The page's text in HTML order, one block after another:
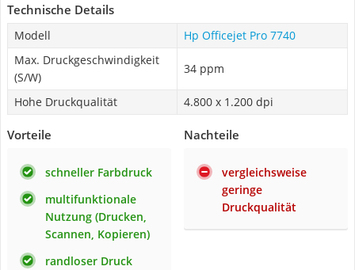
Technische Details
Modell
Hp Officejet Pro 7740
Max. Druckgeschwindigkeit
(S/W)
34 ppm
Hohe Druckqualität 4.800 x 1.200 dpi
Vorteile
schneller Farbdruck
multifunktionale
Nutzung (Drucken,
Scannen, Kopieren)
randloser Druck
Nachteile
vergleichsweise
geringe
Druckqualität